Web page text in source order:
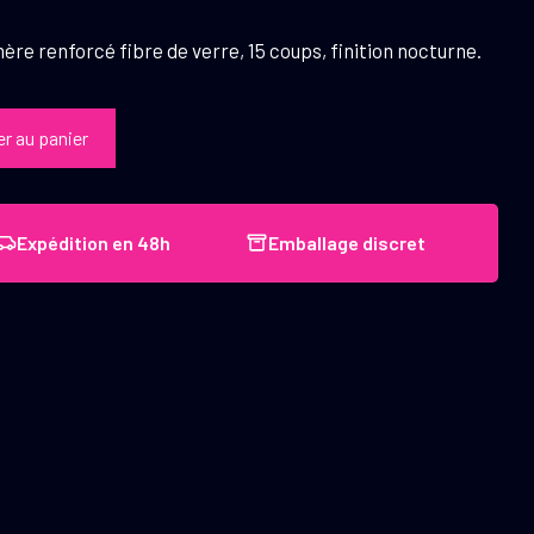
renforcé fibre de verre, 15 coups, finition nocturne.
au panier
Expédition en 48h Emballage discret